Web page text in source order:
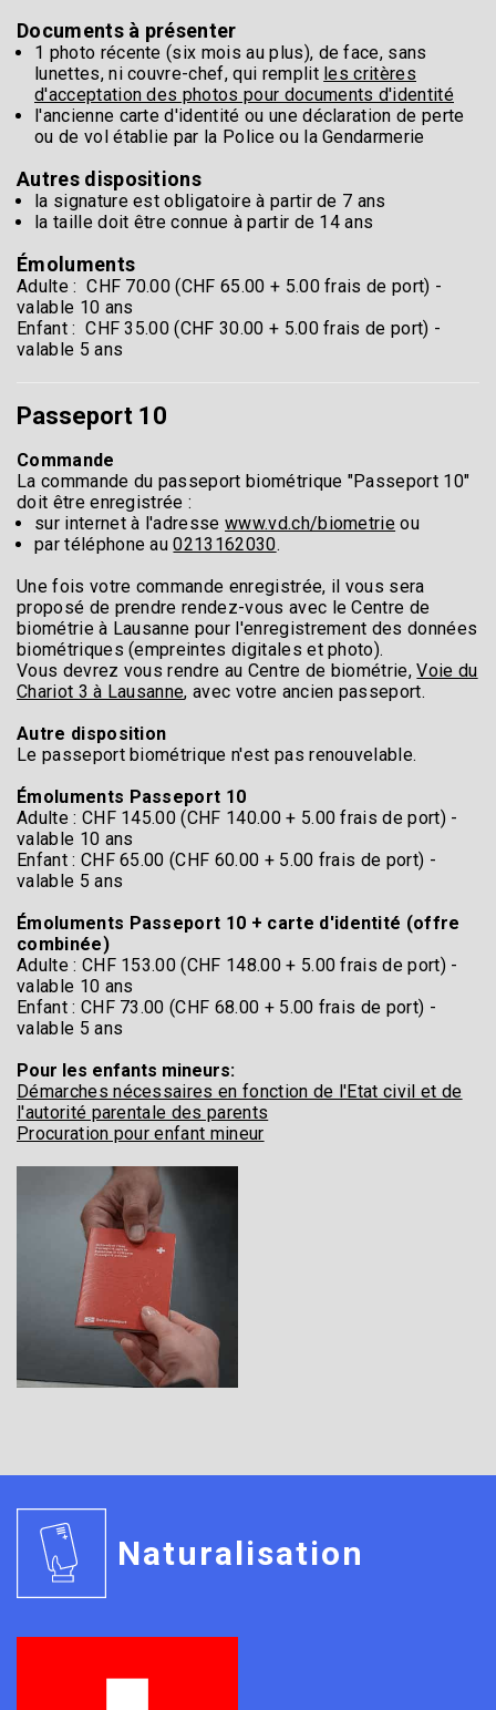
Documents à présenter
1 photo récente (six mois au plus), de face, sans
lunettes, ni couvre-chef, qui remplit les critères
d'acceptation des photos pour documents d'identité
l'ancienne carte d'identité ou une déclaration de perte
ou de vol établie par la Police ou la Gendarmerie
Autres dispositions
la signature est obligatoire à partir de 7 ans
la taille doit être connue à partir de 14 ans
Émoluments
Adulte : CHF 70.00 (CHF 65.00 + 5.00 frais de port) -
valable 10 ans
Enfant : CHF 35.00 (CHF 30.00 + 5.00 frais de port) -
valable 5 ans
Passeport 10
Commande
La commande du passeport biométrique "Passeport 10"
doit être enregistrée :
sur internet à l'adressewww.vd.ch/biometrie ou
par téléphone au0213162030.
Une fois votre commande enregistrée, il vous sera
proposé de prendre rendez-vous avec le Centre de
biométrie à Lausanne pour l'enregistrement des données
biométriques (empreintes digitales et photo).
Vous devrez vous rendre au Centre de biométrie,Voie du
Chariot 3 à Lausanne, avec votre ancien passeport.
Autre disposition
Le passeport biométrique n'est pas renouvelable.
Émoluments Passeport 10
Adulte : CHF 145.00 (CHF 140.00 + 5.00 frais de port) -
valable 10 ans
Enfant : CHF 65.00 (CHF 60.00 + 5.00 frais de port) -
valable 5 ans
Émoluments Passeport 10 + carte d'identité (offre
combinée)
Adulte : CHF 153.00 (CHF 148.00 + 5.00 frais de port) -
valable 10 ans
Enfant : CHF 73.00 (CHF 68.00 + 5.00 frais de port) -
valable 5 ans
Pour les enfants mineurs:
Démarches nécessaires en fonction de l'Etat civil et de
l'autorité parentale des parents
Procuration pour enfant mineur
Naturalisation